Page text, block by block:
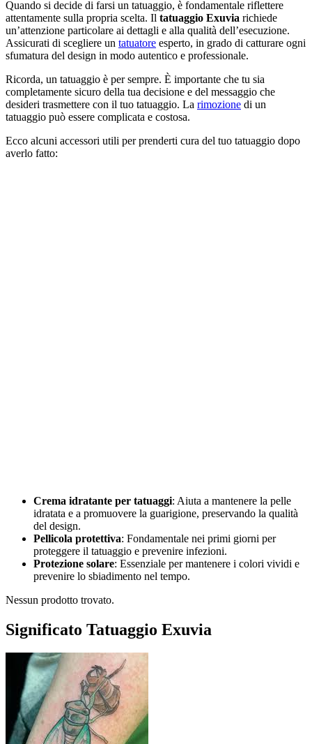
Quando si decide di farsi un tatuaggio, è fondamentale riflettere
attentamente sulla propria scelta. Il tatuaggio Exuvia richiede
un’attenzione particolare ai dettagli e alla qualità dell’esecuzione.
Assicurati di scegliere un tatuatore esperto, in grado di catturare ogni
sfumatura del design in modo autentico e professionale.
Ricorda, un tatuaggio è per sempre. È importante che tu sia
completamente sicuro della tua decisione e del messaggio che
desideri trasmettere con il tuo tatuaggio. La rimozione di un
tatuaggio può essere complicata e costosa.
Ecco alcuni accessori utili per prenderti cura del tuo tatuaggio dopo
averlo fatto:
Crema idratante per tatuaggi: Aiuta a mantenere la pelle
idratata e a promuovere la guarigione, preservando la qualità
del design.
Pellicola protettiva: Fondamentale nei primi giorni per
proteggere il tatuaggio e prevenire infezioni.
Protezione solare: Essenziale per mantenere i colori vividi e
prevenire lo sbiadimento nel tempo.
Nessun prodotto trovato.
Significato Tatuaggio Exuvia